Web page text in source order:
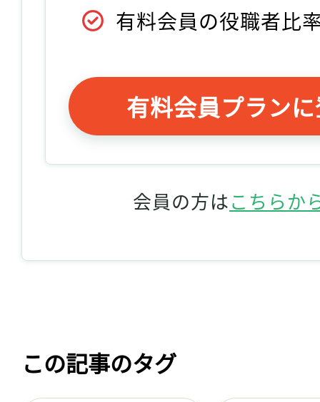
有料会員の役職者比
有料会員プラン
会員の方はこちらか
この記事のタグ